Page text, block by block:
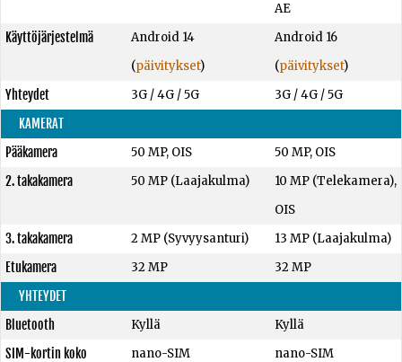
AE
Käyttöjärjestelmä
Android 14
(päivitykset)
Android 16
(päivitykset)
Yhteydet
3G / 4G / 5G
3G / 4G / 5G
KAMERAT
Pääkamera
50 MP, OIS
50 MP, OIS
2. takakamera
50 MP (Laajakulma)
10 MP (Telekamera),
OIS
3. takakamera
2 MP (Syvyysanturi)
13 MP (Laajakulma)
Etukamera
32 MP
32 MP
YHTEYDET
Bluetooth
Kyllä
Kyllä
SIM-kortin koko
nano-SIM
nano-SIM